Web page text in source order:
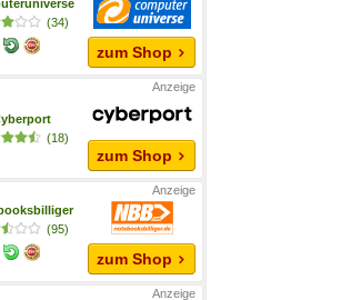
(34)
zum Shop
(18)
zum Shop
(95)
zum Shop